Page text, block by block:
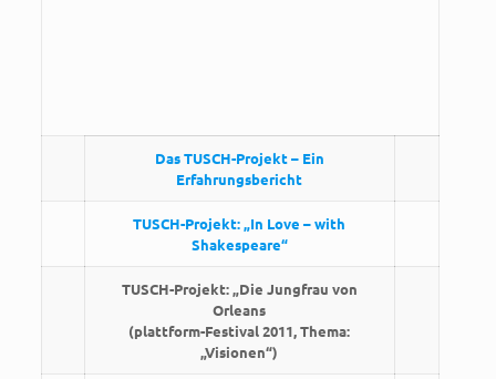
Das TUSCH-Projekt – Ein
Erfahrungsbericht
TUSCH-Projekt: „In Love – with
Shakespeare“
TUSCH-Projekt: „Die Jungfrau von
Orleans
(plattform-Festival 2011, Thema:
„Visionen“)